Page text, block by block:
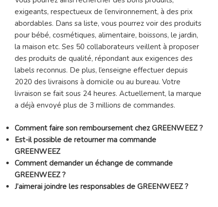
exigeants, respectueux de l’environnement, à des prix
abordables. Dans sa liste, vous pourrez voir des produits
pour bébé, cosmétiques, alimentaire, boissons, le jardin,
la maison etc. Ses 50 collaborateurs veillent à proposer
des produits de qualité, répondant aux exigences des
labels reconnus. De plus, l’enseigne effectuer depuis
2020 des livraisons à domicile ou au bureau. Votre
livraison se fait sous 24 heures. Actuellement, la marque
a déjà envoyé plus de 3 millions de commandes.
Comment faire son remboursement chez GREENWEEZ ?
Est-il possible de retourner ma commande
GREENWEEZ
Comment demander un échange de commande
GREENWEEZ ?
J’aimerai joindre les responsables de GREENWEEZ ?